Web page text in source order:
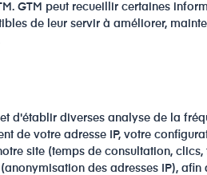
GTM peut recueillir certaines
de leur servir à améliorer,
d'établir diverses analyse de la
de votre adresse IP, votre
site (temps de consultation,
des adresses IP),